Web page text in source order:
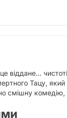
віддане...
Тацу, який
смішну комедію,